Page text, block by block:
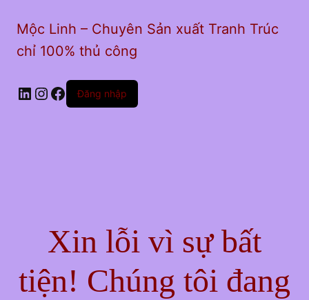
Mộc Linh – Chuyên Sản xuất Tranh Trúc
chỉ 100% thủ công
LinkedIn
Instagram
Facebook
Đăng nhập
Xin lỗi vì sự bất
tiện! Chúng tôi đang